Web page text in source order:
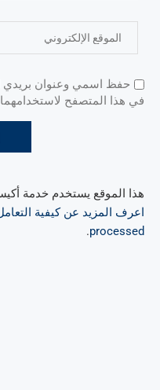
حفظ اسمي وعنوان بريدي
في هذا المتصفح
هذا الموقع يستخدم خدمة
اعرف المزيد عن كيفية
processed
.